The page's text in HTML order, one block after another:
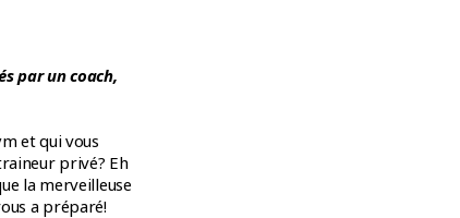
par un coach,
et qui vous
privé? Eh
la merveilleuse
a préparé!